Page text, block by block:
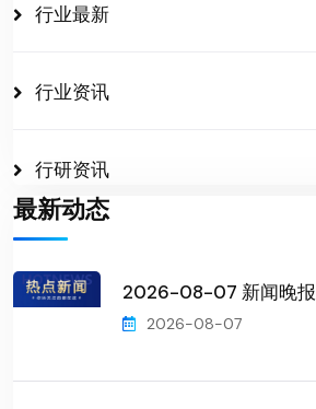
行业最新
行业资讯
行研资讯
最新动态
2026-08-07 新闻晚报
2026-08-07